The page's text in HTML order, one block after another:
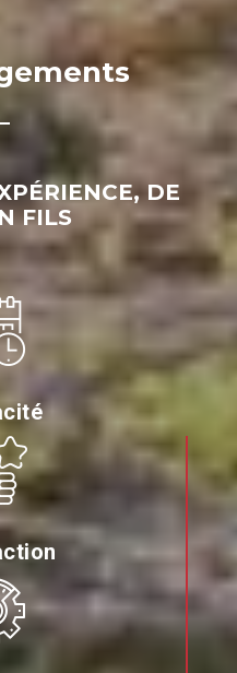
DE
FILS